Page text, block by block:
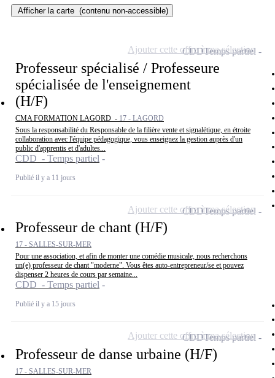
Afficher la carte (contenu non-accessible)
Professeur spécialisé / Professeure
spécialisée de l'enseignement
(H/F)
CMA FORMATION LAGORD - 17 - LAGORD
Sous la responsabilité du Responsable de la filière vente et signalétique, en étroite
collaboration avec l'équipe pédagogique, vous enseignez la gestion auprès d'un
public d'apprentis et d'adultes...
CDD - Temps partiel
Publié il y a 11 jours
CDDTemps partiel
Ajouter cette offre à ma sélection
Professeur de chant (H/F)
17 - SALLES-SUR-MER
Pour une association, et afin de monter une comédie musicale, nous recherchons
un(e) professeur de chant "moderne". Vous êtes auto-entrepreneur/se et pouvez
dispenser 2 heures de cours par semaine...
CDD - Temps partiel
Publié il y a 15 jours
CDDTemps partiel
Ajouter cette offre à ma sélection
Professeur de danse urbaine (H/F)
17 - SALLES-SUR-MER
CDDTemps partiel
Ajouter cette offre à ma sélection